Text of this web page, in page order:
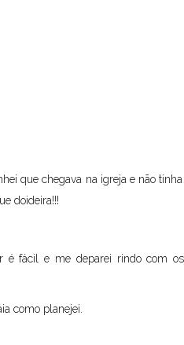
que chegava na igreja e não
doideira!!!
é fácil e me deparei rindo com
como planejei.